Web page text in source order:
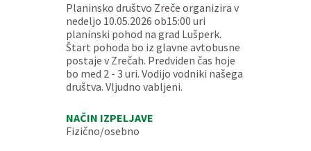
Planinsko društvo Zreče organizira v
nedeljo 10.05.2026 ob15:00 uri
planinski pohod na grad Lušperk.
Štart pohoda bo iz glavne avtobusne
postaje v Zrečah. Predviden čas hoje
bo med 2 - 3 uri. Vodijo vodniki našega
društva. Vljudno vabljeni.
NAČIN IZPELJAVE
Fizično/osebno